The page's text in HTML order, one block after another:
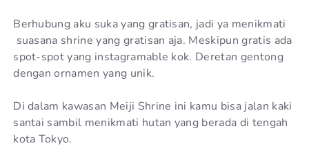
Berhubung aku suka yang gratisan, jadi ya menikmati
suasana shrine yang gratisan aja. Meskipun gratis ada
spot-spot yang instagramable kok. Deretan gentong
dengan ornamen yang unik.
Di dalam kawasan Meiji Shrine ini kamu bisa jalan kaki
santai sambil menikmati hutan yang berada di tengah
kota Tokyo.